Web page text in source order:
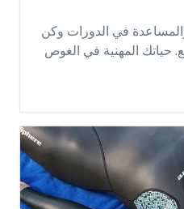
في الدورات وكن
حياتك المهنية في الغوص